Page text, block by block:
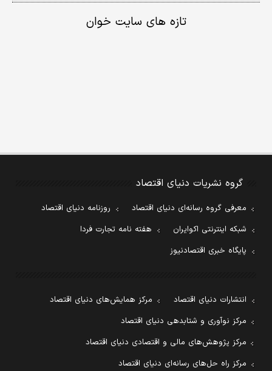
تازه های سایت خوان
گروه نشریات دنیای اقتصاد
معرفی گروه رسانه‌ای دنیای اقتصاد
روزنامه دنیای اقتصاد
شبکه اینترنتی اکوایران
هفته نامه تجارت فردا
پایگاه خبری اقتصادنیوز
انتشارات دنیای اقتصاد
مرکز همایش‌های دنیای اقتصاد
مرکز نوآوری و شتابدهی دنیای اقتصاد
مرکز پژوهش‌های مالی و اقتصادی دنیای اقتصاد
مرکز راه حل‌های رسانه‌ای دنیای اقتصاد